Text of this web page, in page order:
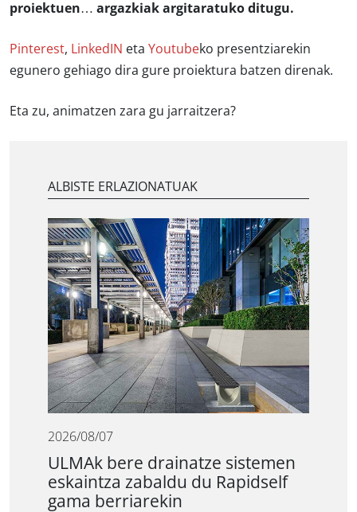
proiektuen… argazkiak argitaratuko ditugu.
Pinterest, LinkedIN eta Youtubeko presentziarekin
egunero gehiago dira gure proiektura batzen direnak.
Eta zu, animatzen zara gu jarraitzera?
ALBISTE ERLAZIONATUAK
2026/08/07
ULMAk bere drainatze sistemen
eskaintza zabaldu du Rapidself
gama berriarekin